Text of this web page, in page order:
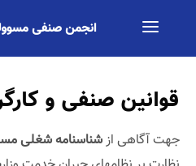
قوانین صنفی و
جهت آگاهی ازشناسنامه شغلی